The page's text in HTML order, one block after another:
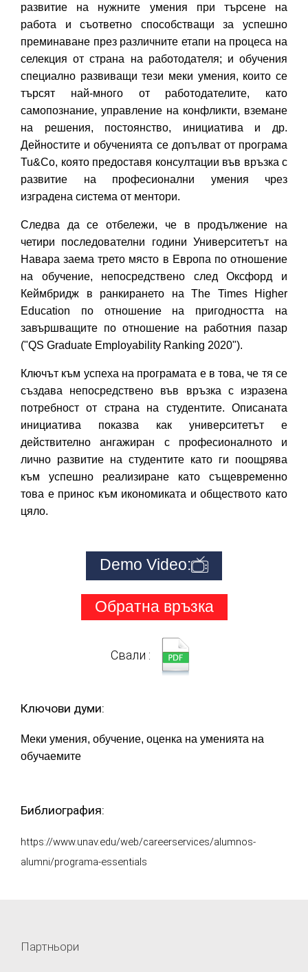
развитие на нужните умения при търсене на
работа и съответно способстващи за успешно
преминаване през различните етапи на процеса на
селекция от страна на работодателя; и обучения
специално развиващи тези меки умения, които се
търсят най-много от работодателите, като
самопознание, управление на конфликти, вземане
на решения, постоянство, инициатива и др.
Дейностите и обученията се допълват от програма
Tu&Co, която предоставя консултации във връзка с
развитие на професионални умения чрез
изградена система от ментори.
Следва да се отбележи, че в продължение на
четири последователни години Университетът на
Навара заема трето място в Европа по отношение
на обучение, непосредствено след Оксфорд и
Кеймбридж в ранкирането на The Times Higher
Education по отношение на пригодността на
завършващите по отношение на работния пазар
("QS Graduate Employability Ranking 2020").
Ключът към успеха на програмата е в това, че тя се
създава непосредствено във връзка с изразена
потребност от страна на студентите. Описаната
инициатива показва как университетът е
действително ангажиран с професионалното и
лично развитие на студентите като ги поощрява
към успешно реализиране като същевременно
това е принос към икономиката и обществото като
цяло.
Demo Video:
Обратна връзка
Свали :
Ключови думи:
Меки умения, обучение, оценка на уменията на
обучаемите
Библиография:
https://www.unav.edu/web/careerservices/alumnos-
alumni/programa-essentials
Партньори